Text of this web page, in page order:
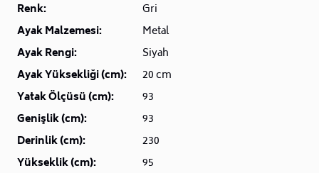
Renk:
Gri
Ayak Malzemesi:
Metal
Ayak Rengi:
Siyah
Ayak Yüksekliği (cm):
20 cm
Yatak Ölçüsü (cm):
93
Genişlik (cm):
93
Derinlik (cm):
230
Yükseklik (cm):
95